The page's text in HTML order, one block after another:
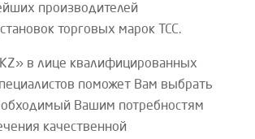
производителей
торговых марок
ТСС.
KZ» в лице квалифицированных
поможет Вам выбрать
Вашим потребностям
качественной